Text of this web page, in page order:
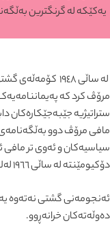
یەکێکە لە گرنگترین
لە ساڵی ١٩٤٨
مرۆڤ کرد کە
ستراتیژیە جێبەجێکارەکان
مافی مرۆڤ دوو
سیاسیەکان و ئەوی تر مافی
دۆکیومێنتە لە ساڵی ١٩٦٦ لەلایەن
ئەنجومەنی گشتی نەتەوە
دەوڵەتەکان خرانەڕوو.